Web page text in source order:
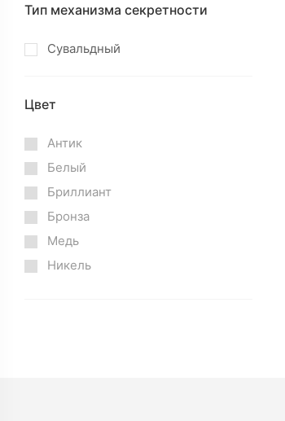
Тип механизма секретности
Сувальдный
Цвет
Антик
Белый
Бриллиант
Бронза
Медь
Никель